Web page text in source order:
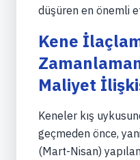
düşüren en önemli
Kene
Maliyet
Keneler kış
geçmeden önce,
(Mart-Nisan)